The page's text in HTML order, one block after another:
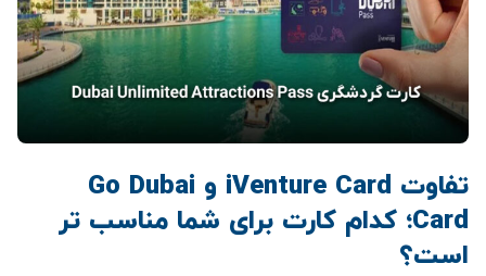
تفاوت iVenture Card و Go Dubai
Card؛ کدام کارت برای شما مناسب ‌تر
است؟